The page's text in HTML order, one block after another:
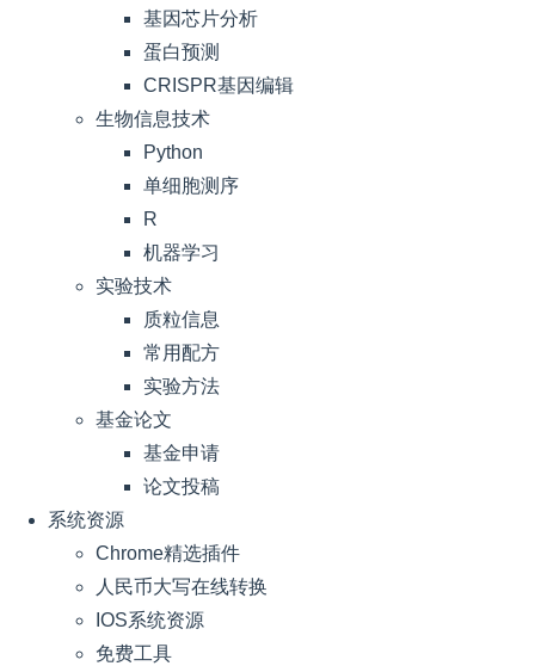
基因芯片分析
蛋白预测
CRISPR基因编辑
生物信息技术
Python
单细胞测序
R
机器学习
实验技术
质粒信息
常用配方
实验方法
基金论文
基金申请
论文投稿
系统资源
Chrome精选插件
人民币大写在线转换
IOS系统资源
免费工具